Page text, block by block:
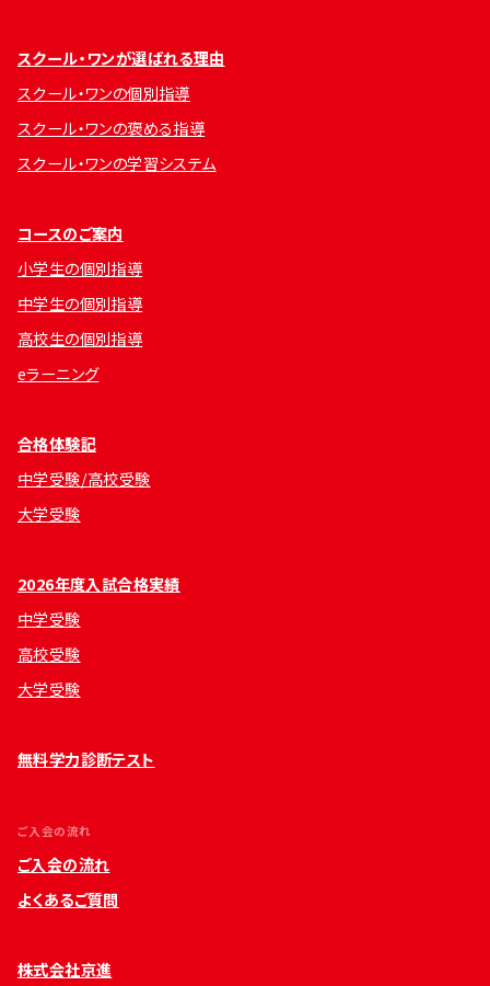
スクール・ワンが選ばれる理由
スクール・ワンの個別指導
スクール・ワンの褒める指導
スクール・ワンの学習システム
コースのご案内
小学生の個別指導
中学生の個別指導
高校生の個別指導
eラーニング
合格体験記
中学受験/高校受験
大学受験
2026年度入試合格実績
中学受験
高校受験
大学受験
無料学力診断テスト
ご入会の流れ
ご入会の流れ
よくあるご質問
株式会社京進